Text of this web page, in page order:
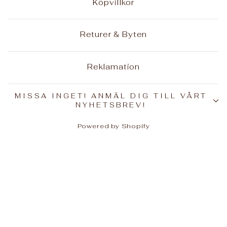
Köpvillkor
Returer & Byten
Reklamation
MISSA INGET! ANMÄL DIG TILL VÅRT
NYHETSBREV!
Powered by Shopify